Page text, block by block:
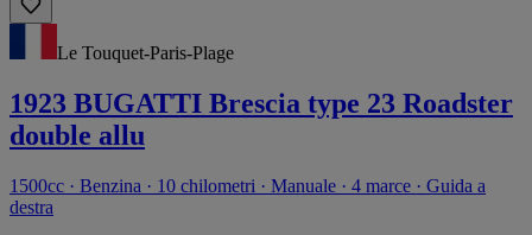
Le Touquet-Paris-Plage
1923 BUGATTI Brescia type 23 Roadster
double allu
1500cc · Benzina · 10 chilometri · Manuale · 4 marce · Guida a
destra